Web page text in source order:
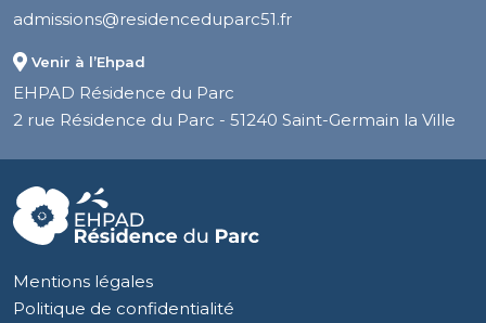
admissions@residenceduparc51.fr
Venir à l’Ehpad
EHPAD Résidence du Parc
2 rue Résidence du Parc - 51240 Saint-Germain la Ville
Mentions légales
Politique de confidentialité